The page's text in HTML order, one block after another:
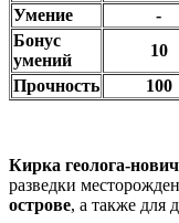
Умение
-
Бонус
умений
10
Прочность
100
Кирка геолога-
разведки
острове, а также для